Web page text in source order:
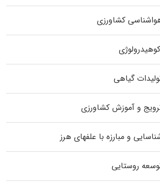
کشاورزی
گیاهی
و آموزش کشاورزی
و مبارزه با علفهای هرز
روستایی